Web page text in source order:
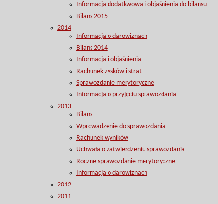
Informacja dodatkwowa i objaśnienia do bilansu
Bilans 2015
2014
Informacja o darowiznach
Bilans 2014
Informacja i objaśnienia
Rachunek zysków i strat
Sprawozdanie merytoryczne
Informacja o przyjęciu sprawozdania
2013
Bilans
Wprowadzenie do sprawozdania
Rachunek wyników
Uchwała o zatwierdzeniu sprawozdania
Roczne sprawozdanie merytoryczne
Informacja o darowiznach
2012
2011